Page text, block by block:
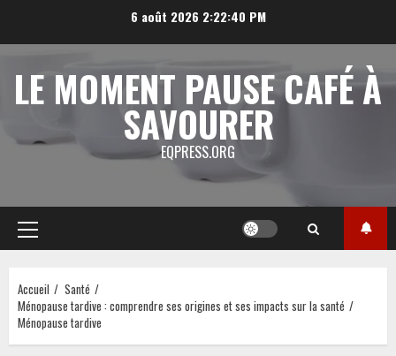
6 août 2026 2:22:41 PM
LE MOMENT PAUSE CAFÉ À
SAVOURER
EQPRESS.ORG
Menu
principal
Accueil
Santé
Ménopause tardive : comprendre ses origines et ses impacts sur la santé
Ménopause tardive